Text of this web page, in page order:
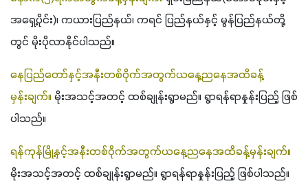
အရှေ့ပိုင်း)၊ ကယားပြည်နယ်၊ ကရင် ပြည်နယ်နှင့် မွန်ပြည်နယ်တို့
တွင် မိုးပိုလာနိုင်ပါသည်။
နေပြည်တော်နှင့်အနီးတစ်ဝိုက်အတွက်ယနေ့ညနေအထိခန့်
မှန်းချက်။ မိုးအသင့်အတင့် ထစ်ချုန်းရွာမည်။ ရွာရန်ရာနှုန်းပြည့် ဖြစ်
ပါသည်။
ရန်ကုန်မြို့နှင့်အနီးတစ်ဝိုက်အတွက်ယနေ့ညနေအထိခန့်မှန်းချက်။
မိုးအသင့်အတင့် ထစ်ချုန်းရွာမည်။ ရွာရန်ရာနှုန်းပြည့် ဖြစ်ပါသည်။